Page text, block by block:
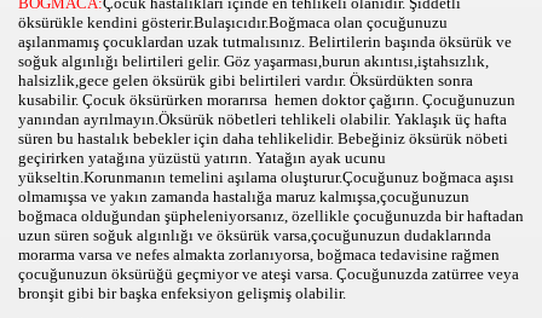
öksürükle kendini gösterir.Bulaşıcıdır.Boğmaca olan çocuğunuzu
aşılanmamış çocuklardan uzak tutmalısınız. Belirtilerin başında öksürük ve
soğuk algınlığı belirtileri gelir. Göz yaşarması,burun akıntısı,iştahsızlık,
halsizlik,gece gelen öksürük gibi belirtileri vardır. Öksürdükten sonra
kusabilir. Çocuk öksürürken morarırsa hemen doktor çağırın. Çocuğunuzun
yanından ayrılmayın.Öksürük nöbetleri tehlikeli olabilir. Yaklaşık üç hafta
süren bu hastalık bebekler için daha tehlikelidir. Bebeğiniz öksürük nöbeti
geçirirken yatağına yüzüstü yatırın. Yatağın ayak ucunu
yükseltin.Korunmanın temelini aşılama oluşturur.Çocuğunuz boğmaca aşısı
olmamışsa ve yakın zamanda hastalığa maruz kalmışsa,çocuğunuzun
boğmaca olduğundan şüpheleniyorsanız, özellikle çocuğunuzda bir haftadan
uzun süren soğuk algınlığı ve öksürük varsa,çocuğunuzun dudaklarında
morarma varsa ve nefes almakta zorlanıyorsa, boğmaca tedavisine rağmen
çocuğunuzun öksürüğü geçmiyor ve ateşi varsa. Çocuğunuzda zatürree veya
bronşit gibi bir başka enfeksiyon gelişmiş olabilir.